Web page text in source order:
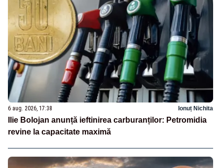
6 aug. 2026, 17:38 Ionuț Nichita
Ilie Bolojan anunță ieftinirea carburanților: Petromidia
revine la capacitate maximă